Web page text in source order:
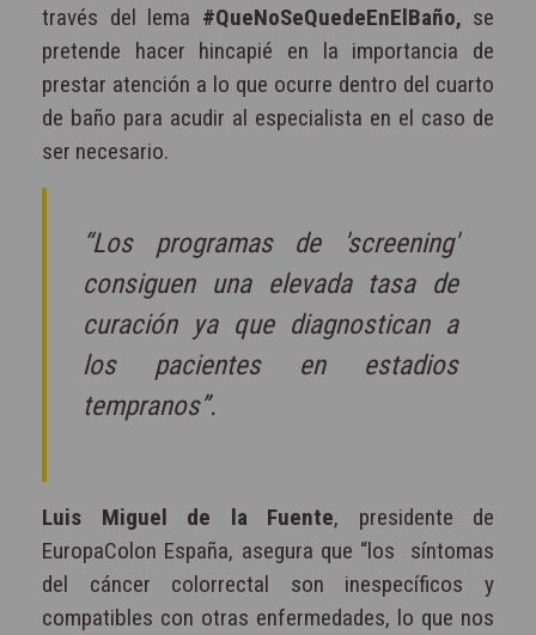
través del lema #QueNoSeQuedeEnElBaño, se
pretende hacer hincapié en la importancia de
prestar atención a lo que ocurre dentro del cuarto
de baño para acudir al especialista en el caso de
ser necesario.
“Los programas de 'screening'
consiguen una elevada tasa de
curación ya que diagnostican a
los pacientes en estadios
tempranos”.
Luis Miguel de la Fuente, presidente de
EuropaColon España, asegura que “los síntomas
del cáncer colorrectal son inespecíficos y
compatibles con otras enfermedades, lo que nos